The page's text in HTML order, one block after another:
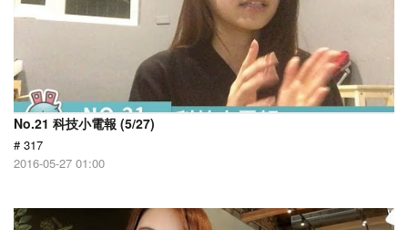
No.21 科技小電報 (5/27)
# 317
2016-05-27 01:00